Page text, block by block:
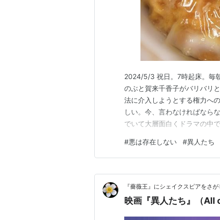
2024/5/3 祝日。7時起床。毎
のぶと賀来千香子がバリバリ
法に介入しようとする権力へ
しい。今、言わなければなら
でいて大層面白くドラマの中
報道部門はますます権力に迎
気概を踏みにじるような自分
#悪は存在しない #異人たち
『薔薇王』にシェイクスピアをさ
映画『異人たち』（